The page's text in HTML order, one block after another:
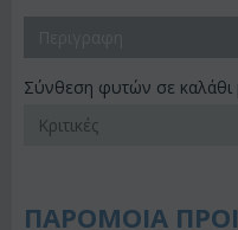
Σύνθεση φυτών σε καλάθι
Κριτικές
ΠΑΡΟΜΟΙΑ